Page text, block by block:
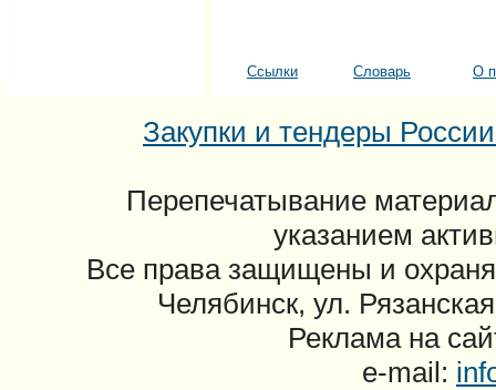
Ссылки Словарь О
Закупки и тендеры
Перепечатывание
указанием
Все права защищены и
Челябинск, ул.
Реклама на
e-mail: